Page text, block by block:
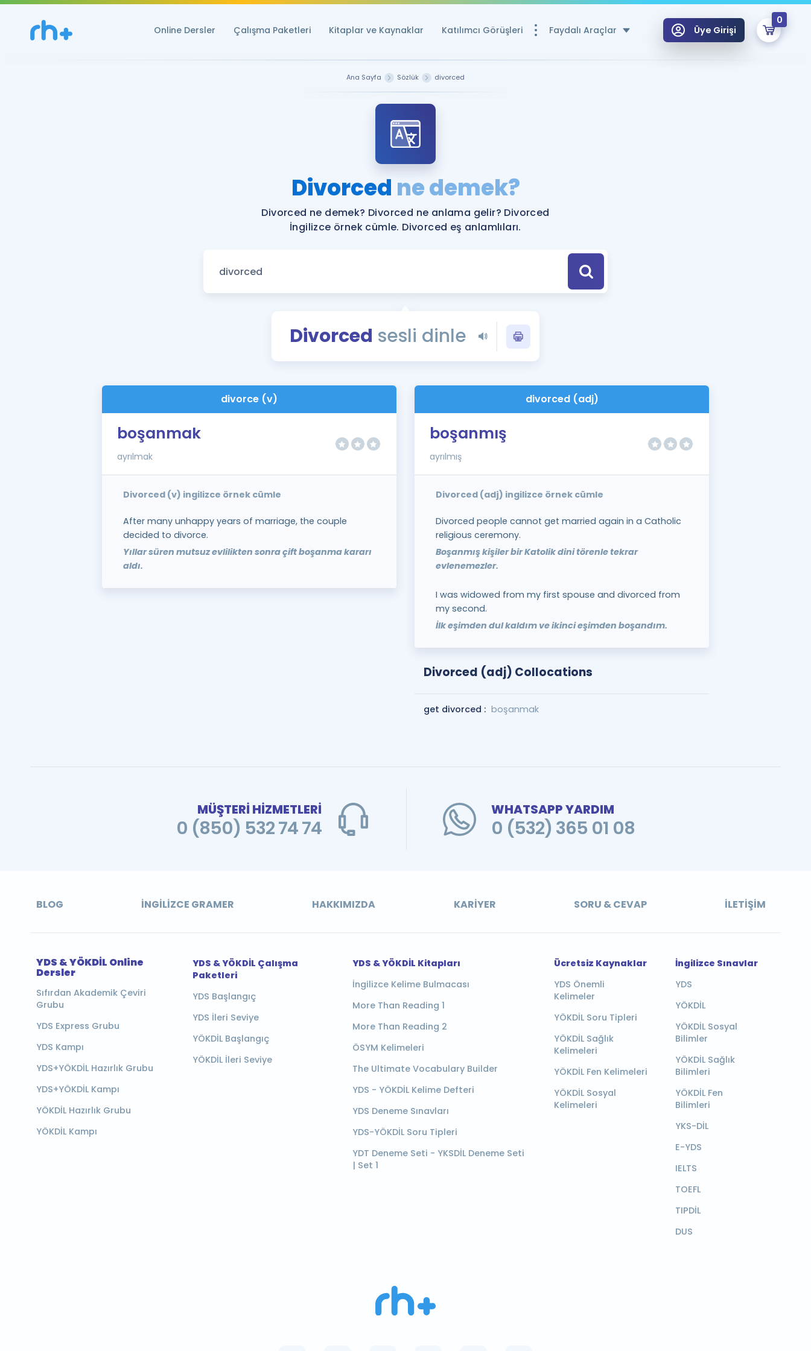
Online Dersler Çalışma Paketleri Kitaplar ve Kaynaklar Katılımcı Görüşleri Faydalı Araçlar
YDS ve YÖKDİL Puan Hesaplama Aracı
YDS ve YÖKDİL'e Hazırlananlar için Öneriler
Tüm ÖSYM Sınavları Tek Takvimde
YDS - YÖKDİL Tüm Sınavlarla İlgili Haberler
İngilizce Gramer
Üye Girişi
0
Ana Sayfa Sözlük divorced
Divorced ne demek?
Divorced ne demek? Divorced ne anlama gelir? Divorced
İngilizce örnek cümle. Divorced eş anlamlıları.
Divorced sesli dinle
divorce (v)
boşanmak
ayrılmak
Divorced (v) ingilizce örnek cümle
After many unhappy years of marriage, the couple
decided to divorce.
Yıllar süren mutsuz evlilikten sonra çift boşanma kararı
aldı.
divorced (adj)
boşanmış
ayrılmış
Divorced (adj) ingilizce örnek cümle
Divorced people cannot get married again in a Catholic
religious ceremony.
Boşanmış kişiler bir Katolik dini törenle tekrar
evlenemezler.
I was widowed from my first spouse and divorced from
my second.
İlk eşimden dul kaldım ve ikinci eşimden boşandım.
Divorced (adj) Collocations
get divorced : boşanmak
MÜŞTERİ HİZMETLERİ
0 (850) 532 74 74
WHATSAPP YARDIM
0 (532) 365 01 08
BLOG İNGILIZCE GRAMER HAKKIMIZDA KARIYER SORU & CEVAP İLETIŞIM
YDS & YÖKDİL Online
Dersler
Sıfırdan Akademik Çeviri
Grubu
YDS Express Grubu
YDS Kampı
YDS+YÖKDİL Hazırlık Grubu
YDS+YÖKDİL Kampı
YÖKDİL Hazırlık Grubu
YÖKDİL Kampı
YDS & YÖKDİL Çalışma
Paketleri
YDS Başlangıç
YDS İleri Seviye
YÖKDİL Başlangıç
YÖKDİL İleri Seviye
YDS & YÖKDİL Kitapları
İngilizce Kelime Bulmacası
More Than Reading 1
More Than Reading 2
ÖSYM Kelimeleri
The Ultimate Vocabulary Builder
YDS - YÖKDİL Kelime Defteri
YDS Deneme Sınavları
YDS-YÖKDİL Soru Tipleri
YDT Deneme Seti - YKSDİL Deneme Seti
| Set 1
Ücretsiz Kaynaklar
YDS Önemli
Kelimeler
YÖKDİL Soru Tipleri
YÖKDİL Sağlık
Kelimeleri
YÖKDİL Fen Kelimeleri
YÖKDİL Sosyal
Kelimeleri
İngilizce Sınavlar
YDS
YÖKDİL
YÖKDİL Sosyal
Bilimler
YÖKDİL Sağlık
Bilimleri
YÖKDİL Fen
Bilimleri
YKS-DİL
E-YDS
IELTS
TOEFL
TIPDİL
DUS